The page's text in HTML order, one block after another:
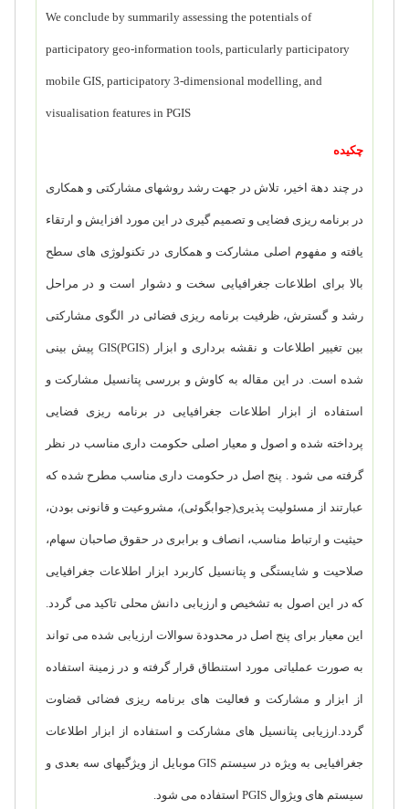
We conclude by summarily assessing the potentials of
participatory geo-information tools, particularly participatory
mobile GIS, participatory 3-dimensional modelling, and
visualisation features in PGIS
چکیده
در چند دهة اخیر، تلاش در جهت رشد روشهای مشارکتی و همکاری
در برنامه ریزی فضایی و تصمیم گیری در این مورد افزایش و ارتقاء
یافته و مفهوم اصلی مشارکت و همکاری در تکنولوژی های سطح
بالا برای اطلاعات جغرافیایی سخت و دشوار است و در مراحل
رشد و گسترش، ظرفیت برنامه ریزی فضائی در الگوی مشارکتی
بین تغییر اطلاعات و نقشه برداری و ابزار GIS(PGIS)پیش بینی
شده است. در این مقاله به کاوش و بررسی پتانسیل مشارکت و
استفاده از ابزار اطلاعات جغرافیایی در برنامه ریزی فضایی
پرداخته شده و اصول و معیار اصلی حکومت داری مناسب در نظر
گرفته می شود . پنج اصل در حکومت داری مناسب مطرح شده که
عبارتند از مسئولیت پذیری(جوابگوئی)، مشروعیت و قانونی بودن،
حیثیت و ارتباط مناسب، انصاف و برابری در حقوق صاحبان سهام،
صلاحیت و شایستگی و پتانسیل کاربرد ابزار اطلاعات جغرافیایی
که در این اصول به تشخیص و ارزیابی دانش محلی تاکید می گردد.
این معیار برای پنج اصل در محدودة سوالات ارزیابی شده می تواند
به صورت عملیاتی مورد استنطاق قرار گرفته و در زمینة استفاده
از ابزار و مشارکت و فعالیت های برنامه ریزی فضائی قضاوت
گردد.ارزیابی پتانسیل های مشارکت و استفاده از ابزار اطلاعات
جغرافیایی به ویژه در سیستم GISموبایل از ویژگیهای سه بعدی و
سیستم های ویژوال PGIS استفاده می شود.